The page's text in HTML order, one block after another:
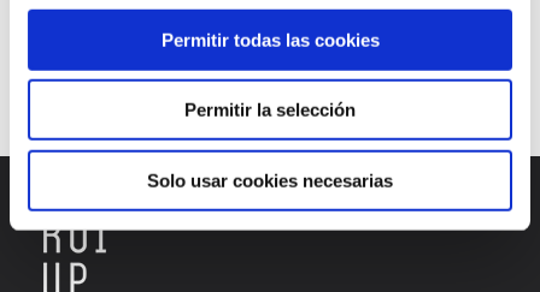
Permitir todas las cookies
Permitir la selección
Solo usar cookies necesarias
Continuar leyendo